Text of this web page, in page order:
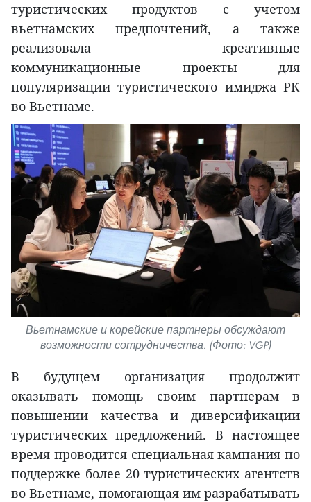
туристических продуктов с учетом
вьетнамских предпочтений, а также
реализовала креативные
коммуникационные проекты для
популяризации туристического имиджа РК
во Вьетнаме.
Вьетнамские и корейские партнеры обсуждают
возможности сотрудничества. (Фото: VGP)
В будущем организация продолжит
оказывать помощь своим партнерам в
повышении качества и диверсификации
туристических предложений. В настоящее
время проводится специальная кампания по
поддержке более 20 туристических агентств
во Вьетнаме, помогающая им разрабатывать